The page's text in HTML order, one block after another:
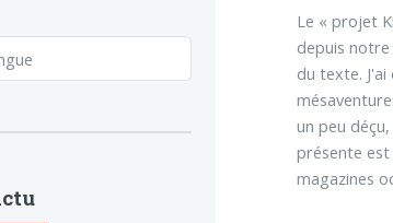
Le « projet
depuis
du texte.
un peu
présente est
magazines